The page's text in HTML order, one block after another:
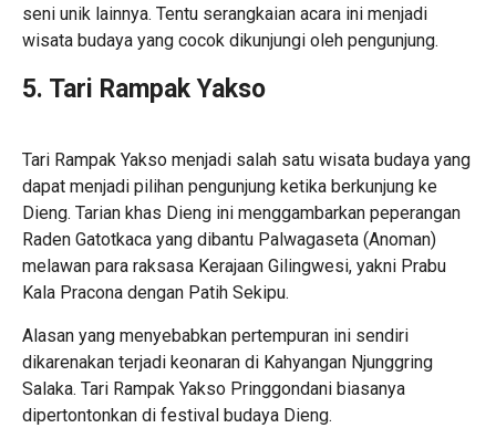
seni unik lainnya. Tentu serangkaian acara ini menjadi
wisata budaya yang cocok dikunjungi oleh pengunjung.
5. Tari Rampak Yakso
Tari Rampak Yakso menjadi salah satu wisata budaya yang
dapat menjadi pilihan pengunjung ketika berkunjung ke
Dieng. Tarian khas Dieng ini menggambarkan peperangan
Raden Gatotkaca yang dibantu Palwagaseta (Anoman)
melawan para raksasa Kerajaan Gilingwesi, yakni Prabu
Kala Pracona dengan Patih Sekipu.
Alasan yang menyebabkan pertempuran ini sendiri
dikarenakan terjadi keonaran di Kahyangan Njunggring
Salaka. Tari Rampak Yakso Pringgondani biasanya
dipertontonkan di festival budaya Dieng.